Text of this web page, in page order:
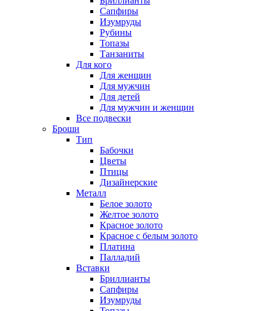
Сапфиры
Изумруды
Рубины
Топазы
Танзаниты
Для кого
Для женщин
Для мужчин
Для детей
Для мужчин и женщин
Все подвески
Броши
Тип
Бабочки
Цветы
Птицы
Дизайнерские
Металл
Белое золото
Желтое золото
Красное золото
Красное с белым золото
Платина
Палладий
Вставки
Бриллианты
Сапфиры
Изумруды